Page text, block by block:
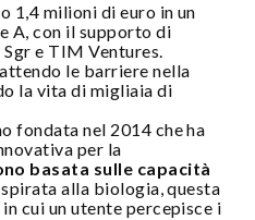
1,4 milioni di euro in un
A, con il supporto di
e TIM Ventures.
le barriere nella
la vita di migliaia di
fondata nel 2014 che ha
per la
basata sulle capacità
alla biologia, questa
cui un utente percepisce i